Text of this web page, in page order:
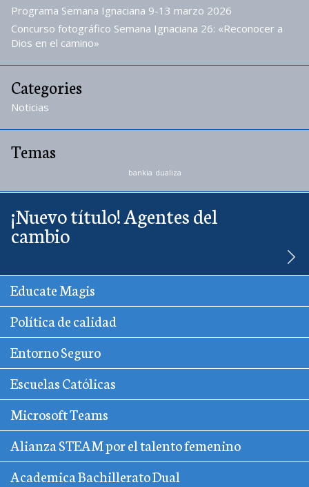
Programa Semana Ignaciana 9-13 marzo 2026
Concurso fotográfico Semana Ignaciana 26: «Reconocer a
Dios en el camino»
Categories
Noticias
Temas
bankia dualiza
¡Nuevo título! Agentes del
cambio
Educate Magis
Política de calidad
Entorno Seguro
Escuelas Católicas
Microsoft Teams
Alianza STEAM por el talento femenino
Academica Bachillerato Dual